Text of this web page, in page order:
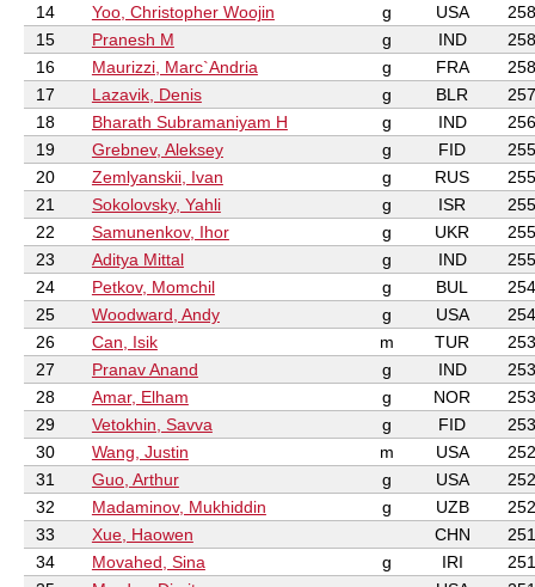
14
Yoo, Christopher Woojin g USA
15
Pranesh M g IND
16
Maurizzi, Marc`Andria g FRA
17
Lazavik, Denis g BLR
18
Bharath Subramaniyam H g IND
19
Grebnev, Aleksey g FID
20
Zemlyanskii, Ivan g RUS
21
Sokolovsky, Yahli g ISR
22
Samunenkov, Ihor g UKR
23
Aditya Mittal g IND
24
Petkov, Momchil g BUL
25
Woodward, Andy g USA
26
Can, Isik m TUR
27
Pranav Anand g IND
28
Amar, Elham g NOR
29
Vetokhin, Savva g FID
30
Wang, Justin m USA
31
Guo, Arthur g USA
32
Madaminov, Mukhiddin g UZB
33
Xue, Haowen CHN
34
Movahed, Sina g IRI